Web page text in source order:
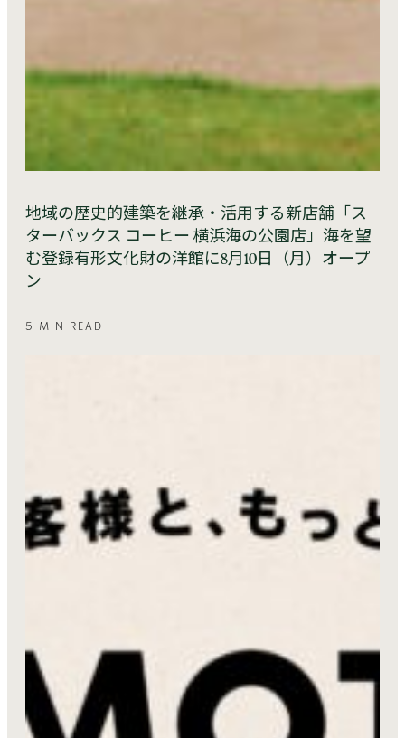
地域の歴史的建築を継承・活用する新店舗「ス
ターバックス コーヒー 横浜海の公園店」海を望
む登録有形文化財の洋館に8月10日（月）オープ
ン
5 MIN READ